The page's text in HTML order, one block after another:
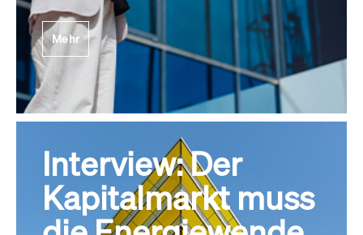
Mehr
Interview: Der
Kapitalmarkt muss